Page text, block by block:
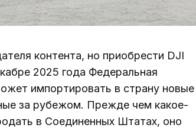
контента, но приобрести DJI
2025 года Федеральная
импортировать в страну новые
за рубежом. Прежде чем какое-
в Соединенных Штатах, оно